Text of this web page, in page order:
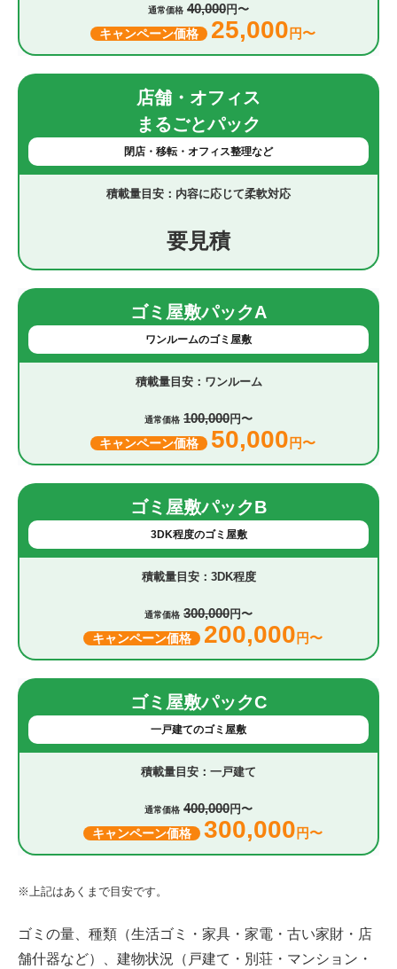
通常価格 40,000円〜
キャンペーン価格 25,000 円〜
店舗・オフィス
まるごとパック
閉店・移転・オフィス整理など
内容に応じて柔軟対応
要見積
ゴミ屋敷パックA
ワンルームのゴミ屋敷
ワンルーム
通常価格 100,000円〜
キャンペーン価格 50,000 円〜
ゴミ屋敷パックB
3DK程度のゴミ屋敷
3DK程度
通常価格 300,000円〜
キャンペーン価格 200,000 円〜
ゴミ屋敷パックC
一戸建てのゴミ屋敷
一戸建て
通常価格 400,000円〜
キャンペーン価格 300,000 円〜
※上記はあくまで目安です。
ゴミの量、種類（生活ゴミ・家具・家電・古い家財・店
舗什器など）、建物状況（戸建て・別荘・マンション・